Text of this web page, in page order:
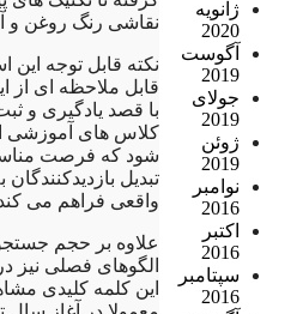
ژانویه
2020
آگوست
2019
جولای
2019
ژوئن
2019
نوامبر
2016
اکتبر
2016
سپتامبر
2016
نقاشی رنگ روغن و
نکته قابل توجه
قابل ملاحظه ای از
با قصد یادگیری و
کلاس های آموزشی
شود که فرصت
تبدیل
واقعی فراهم می
علاوه بر حجم
الگوهای فصلی نیز
این کلمه کلیدی